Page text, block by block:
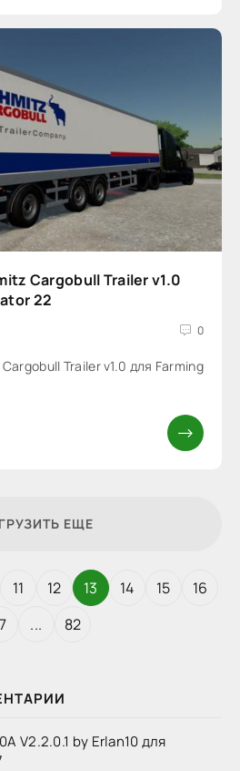
V2.2.0.1 by Erlan10 для
Cargobull Trailer v1.0
22
0
Trailer v1.0 для Farming
ЕЩЕ
11 12 13 14 15
16
... 82